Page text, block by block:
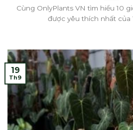
Cùng OnlyPlants VN tìm hiểu 10
được yêu thích nhất của
19
Th9